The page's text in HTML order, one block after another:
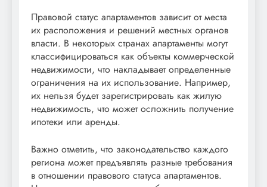
Правовой статус апартаментов зависит от места
их расположения и решений местных органов
власти. В некоторых странах апартаменты могут
классифицироваться как объекты коммерческой
недвижимости, что накладывает определенные
ограничения на их использование. Например,
их нельзя будет зарегистрировать как жилую
недвижимость, что может осложнить получение
ипотеки или аренды.
Важно отметить, что законодательство каждого
региона может предъявлять разные требования
в отношении правового статуса апартаментов.